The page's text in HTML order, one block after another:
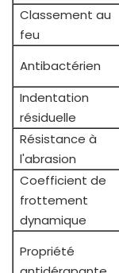
Classement au
feu
Antibactérien
Indentation
résiduelle
Résistance à
l'abrasion
Coefficient de
frottement
dynamique
Propriété